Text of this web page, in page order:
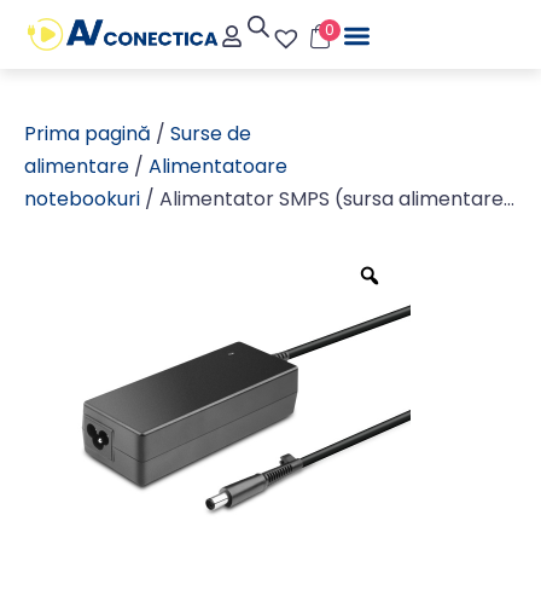
0
Prima pagină / Surse de
alimentare / Alimentatoare
notebookuri / Alimentator SMPS (sursa alimentare